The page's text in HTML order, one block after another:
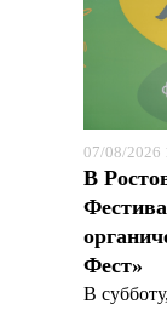
07/08/2026
В
Фест»
В